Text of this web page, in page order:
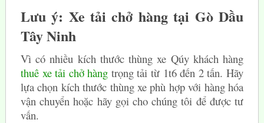
Lưu ý: Xe tải chở hàng tại Gò Dầu
Tây Ninh
Vì có nhiều kích thước thùng xe Qúy khách hàng
thuê xe tải chở hàng trọng tải từ 1t6 đến 2 tấn. Hãy
lựa chọn kích thước thùng xe phù hợp với hàng hóa
vận chuyển hoặc hãy gọi cho chúng tôi để được tư
vấn.